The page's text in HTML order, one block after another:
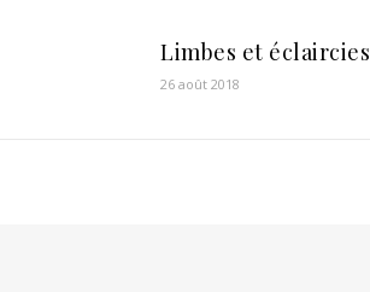
Limbes et éclaircies
26 août 2018